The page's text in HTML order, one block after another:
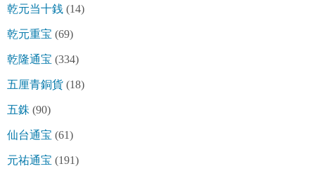
乾元当十銭 (14)
乾元重宝 (69)
乾隆通宝 (334)
五厘青銅貨 (18)
五銖 (90)
仙台通宝 (61)
元祐通宝 (191)